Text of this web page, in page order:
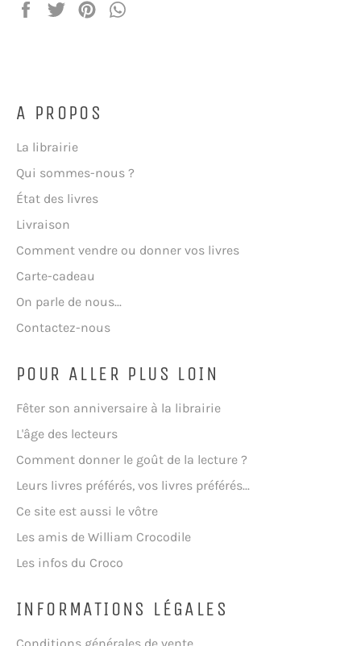
PartagerTweeterÉpingler
A PROPOS
La librairie
Qui sommes-nous ?
État des livres
Livraison
Comment vendre ou donner vos livres
Carte-cadeau
On parle de nous...
Contactez-nous
POUR ALLER PLUS LOIN
Fêter son anniversaire à la librairie
L'âge des lecteurs
Comment donner le goût de la lecture ?
Leurs livres préférés, vos livres préférés...
Ce site est aussi le vôtre
Les amis de William Crocodile
Les infos du Croco
INFORMATIONS LÉGALES